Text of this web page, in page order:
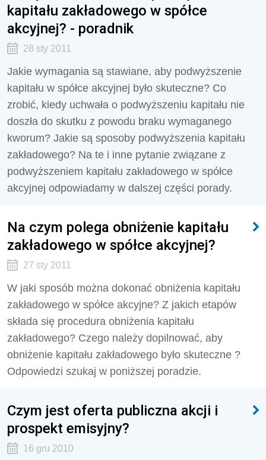
kapitału zakładowego w spółce
akcyjnej? - poradnik
28 sty 2011
Jakie wymagania są stawiane, aby podwyższenie
kapitału w spółce akcyjnej było skuteczne? Co
zrobić, kiedy uchwała o podwyższeniu kapitału nie
doszła do skutku z powodu braku wymaganego
kworum? Jakie są sposoby podwyższenia kapitału
zakładowego? Na te i inne pytanie związane z
podwyższeniem kapitału zakładowego w spółce
akcyjnej odpowiadamy w dalszej części porady.
Na czym polega obniżenie kapitału
zakładowego w spółce akcyjnej?
27 sty 2011
W jaki sposób można dokonać obniżenia kapitału
zakładowego w spółce akcyjne? Z jakich etapów
składa się procedura obniżenia kapitału
zakładowego? Czego należy dopilnować, aby
obniżenie kapitału zakładowego było skuteczne ?
Odpowiedzi szukaj w poniższej poradzie.
Czym jest oferta publiczna akcji i
prospekt emisyjny?
16 gru 2010